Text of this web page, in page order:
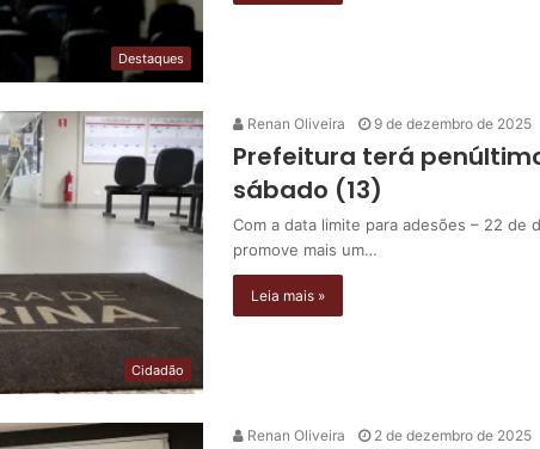
Destaques
Cidadão
Renan Oliveira 9 de dezembro de 2025
Prefeitura terá
sábado (13)
Com a data limite para adesões – 22 de
promove mais um…
Leia mais »
Renan Oliveira 2 de dezembro de 2025